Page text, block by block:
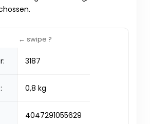
3187
0,8 kg
4047291055629